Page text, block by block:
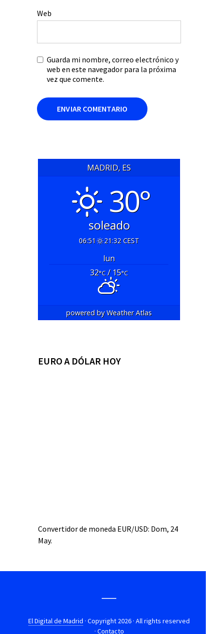
Web
Guarda mi nombre, correo electrónico y
web en este navegador para la próxima
vez que comente.
MADRID, ES
30°
soleado
06:51 21:32 CEST
lun
32°C/ 15°C
powered byWeather Atlas
EURO A DÓLAR HOY
Convertidor de moneda EUR/USD: Dom, 24
May.
El Digital de Madrid · Copyright 2026 · All rights reserved
· Contacto